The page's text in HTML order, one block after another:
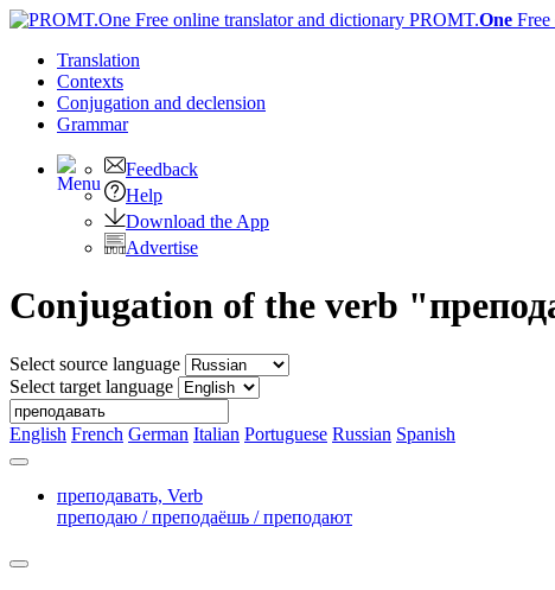
PROMT.One
Translation
Contexts
Conjugation and declension
Grammar
Feedback
Help
Download the App
Advertise
Conjugation of the verb
Select source language
Select target language
English French German Italian Portuguese Russian Spanish
преподавать, Verb
преподаю / преподаёшь / преподают